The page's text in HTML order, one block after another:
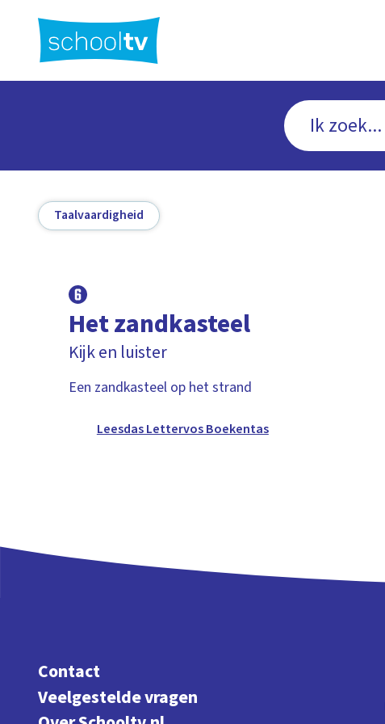
hoofdinhoud
Taalvaardigheid
Het zandkasteel
Kijk en luister
Een zandkasteel op het strand
Leesdas Lettervos Boekentas
Contact
Veelgestelde vragen